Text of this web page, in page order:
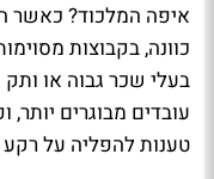
איפה המלכוד? כאשר
כוונה, בקבוצות
בעלי שכר גבוה או
עובדים מבוגרים יותר,
טענות להפליה על רקע